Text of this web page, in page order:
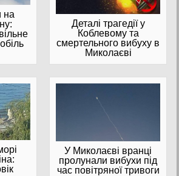
на
Деталі трагедії у
Коблевому та
смертельного вибуху в
Миколаєві
У Миколаєві вранці
пролунали вибухи під
час повітряної тривоги